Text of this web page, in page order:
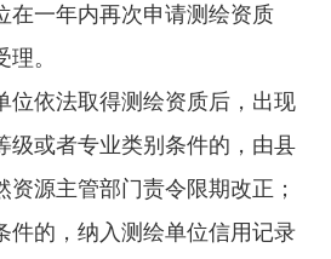
在一年内再次申请测绘资质
。
依法取得测绘资质后，出现
级或者专业类别条件的，由县
源主管部门责令限期改正；
件的，纳入测绘单位信用记录